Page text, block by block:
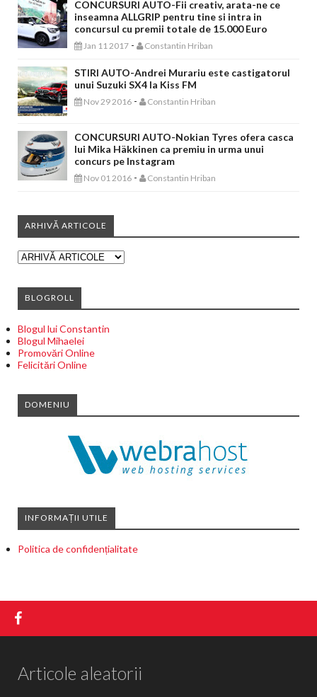
CONCURSURI AUTO-Fii creativ, arata-ne ce
inseamna ALLGRIP pentru tine si intra in
concursul cu premii totale de 15.000 Euro
Jan 11 2017 - Constantin Hriban
STIRI AUTO-Andrei Murariu este castigatorul
unui Suzuki SX4 la Kiss FM
Nov 29 2016 - Constantin Hriban
CONCURSURI AUTO-Nokian Tyres ofera casca
lui Mika Häkkinen ca premiu in urma unui
concurs pe Instagram
Nov 01 2016 - Constantin Hriban
ARHIVĂ ARTICOLE
BLOGROLL
Blogul lui Constantin
Blogul Mihaelei
Promovări Online
Felicitări Online
DOMENIU
INFORMAȚII UTILE
Politica de confidențialitate
Articole aleatorii